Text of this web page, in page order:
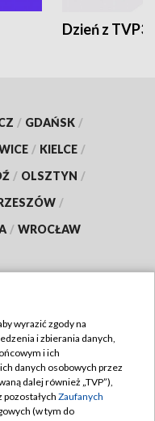
Dzień z TVP3
/ GDAŃSK /
/ KIELCE /
/ OLSZTYN /
/
/ WROCŁAW
wyrazić zgody na
i zbierania danych,
i ich
danych osobowych przez
dalej również „TVP”),
pozostałych Zaufanych
(w tym do